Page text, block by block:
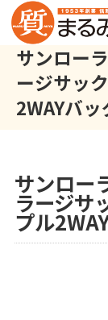
サンロー
ージサッ
2WAYバ
サンロー
ラージサ
プル